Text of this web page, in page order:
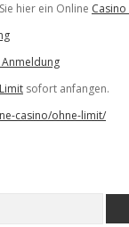
hier ein Online
sofort anfangen.
casino/ohne-limit/